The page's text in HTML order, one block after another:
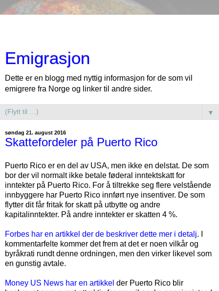
Emigrasjon
Dette er en blogg med nyttig informasjon for de som vil
emigrere fra Norge og linker til andre sider.
▼
søndag 21. august 2016
Skattefordeler på Puerto Rico
Puerto Rico er en del av USA, men ikke en delstat. De som
bor der vil normalt ikke betale føderal inntektskatt for
inntekter på Puerto Rico. For å tiltrekke seg flere velstående
innbyggere har Puerto Rico innført nye insentiver. De som
flytter dit får fritak for skatt på utbytte og andre
kapitalinntekter. På andre inntekter er skatten 4 %.
Forbes har en artikkel der de beskriver dette mer i detalj. I
kommentarfelte kommer det frem at det er noen vilkår og
byråkrati rundt denne ordningen, men den virker likevel som
en gunstig avtale.
Money US News har en artikkel der Puerto Rico blir